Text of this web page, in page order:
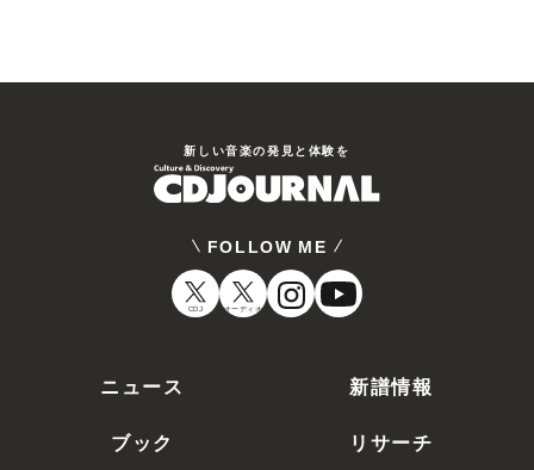
新しい⾳楽の発⾒と体験を
FOLLOW ME
CDJ オーディオ
ニュース
新譜情報
ブック
リサーチ